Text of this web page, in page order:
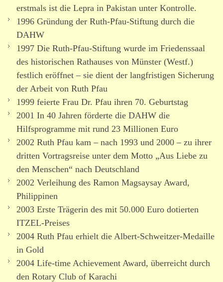
erstmals ist die Lepra in Pakistan unter Kontrolle.
1996 Gründung der Ruth-Pfau-Stiftung durch die
DAHW
1997 Die Ruth-Pfau-Stiftung wurde im Friedenssaal
des histo­ri­schen Rathauses von Münster (Westf.)
festlich eröffnet – sie dient der lang­fris­tigen Sicherung
der Arbeit von Ruth Pfau
1999 feierte Frau Dr. Pfau ihren 70. Geburtstag
2001 In 40 Jahren förderte die DAHW die
Hilfsprogramme mit rund 23 Millionen Euro
2002 Ruth Pfau kam – nach 1993 und 2000 – zu ihrer
dritten Vortragsreise unter dem Motto „Aus Liebe zu
den Menschen“ nach Deutschland
2002 Verleihung des Ramon Magsaysay Award,
Philippinen
2003 Erste Trägerin des mit 50.000 Euro dotierten
ITZEL-Preises
2004 Ruth Pfau erhielt die Albert-Schweitzer-Medaille
in Gold
2004 Life-time Achievement Award, über­reicht durch
den Rotary Club of Karachi